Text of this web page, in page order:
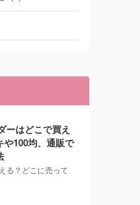
ーはどこで買え
や100均、通販で
る？どこに売って